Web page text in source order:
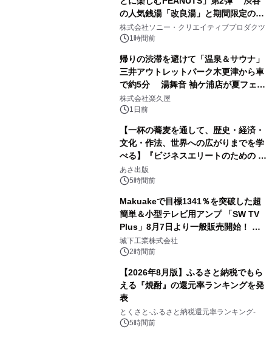
の人気銭湯「改良湯」と期間限定のコ
ラボレーション サウナイキタイコラ
ボグッズも発売決定！
株式会社ソニー・クリエイティブプロダクツ
1時間前
帰りの渋滞を避けて「温泉＆サウナ」
三井アウトレットパーク木更津から車
で約5分 湯舞音 袖ケ浦店が夏フェア
メニューを提供
株式会社楽久屋
1日前
【一杯の蕎麦を通して、歴史・経済・
文化・作法、世界への広がりまでを学
べる】『ビジネスエリートのための 教
養としての蕎麦』2026年8月25日
（火）発売
あさ出版
5時間前
Makuakeで目標1341％を突破した超
簡単＆小型テレビ用アンプ 「SW TV
Plus」8月7日より一般販売開始！ ケ
ーブル1本つなぐだけ、テレビの音が
ぐっと豊かに
城下工業株式会社
2時間前
【2026年8月版】ふるさと納税でもら
える『焼酎』の還元率ランキングを発
表
とくさと-ふるさと納税還元率ランキング-
5時間前